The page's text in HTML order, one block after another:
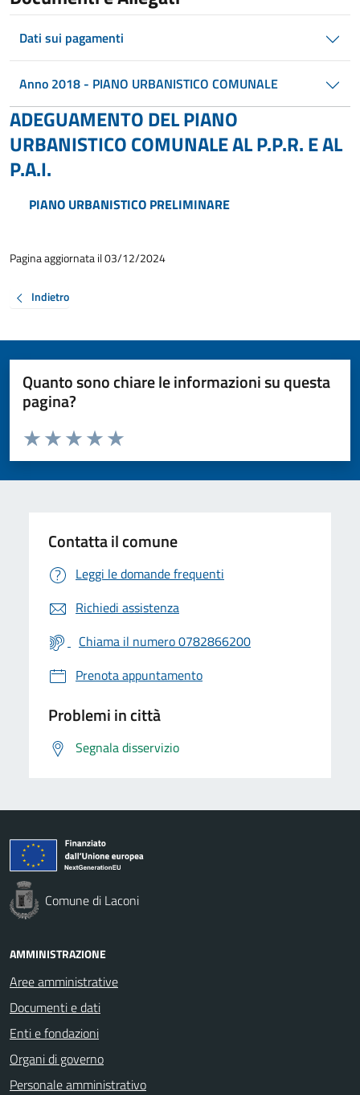
Dati sui pagamenti
Anno 2018 - PIANO URBANISTICO COMUNALE
ADEGUAMENTO DEL PIANO
URBANISTICO COMUNALE AL P.P.R. E AL
P.A.I.
PIANO URBANISTICO PRELIMINARE
Pagina aggiornata il 03/12/2024
Indietro
Quanto sono chiare le informazioni su questa
pagina?
Valuta da 1 a 5 stelle la pagina
Valuta 5 stelle su 5
Valuta 4 stelle su 5
Valuta 3 stelle su 5
Valuta 2 stelle su 5
Valuta 1 stelle su 5
Contatta il comune
Leggi le domande frequenti
Richiedi assistenza
Chiama il numero 0782866200
Prenota appuntamento
Problemi in città
Segnala disservizio
Comune di Laconi
AMMINISTRAZIONE
Aree amministrative
Documenti e dati
Enti e fondazioni
Organi di governo
Personale amministrativo